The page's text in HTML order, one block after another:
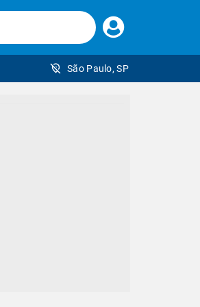
Faça
seu
São Paulo, SP